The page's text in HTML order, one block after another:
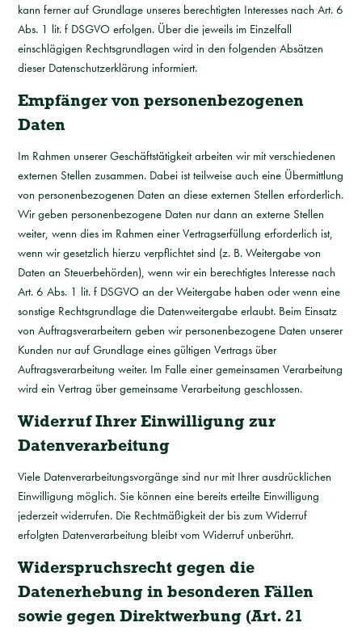
kann ferner auf Grundlage unseres berechtigten Interesses nach Art. 6
Abs. 1 lit. f DSGVO erfolgen. Über die jeweils im Einzelfall
einschlägigen Rechtsgrundlagen wird in den folgenden Absätzen
dieser Datenschutzerklärung informiert.
Empfänger von personenbezogenen
Daten
Im Rahmen unserer Geschäftstätigkeit arbeiten wir mit verschiedenen
externen Stellen zusammen. Dabei ist teilweise auch eine Übermittlung
von personenbezogenen Daten an diese externen Stellen erforderlich.
Wir geben personenbezogene Daten nur dann an externe Stellen
weiter, wenn dies im Rahmen einer Vertragserfüllung erforderlich ist,
wenn wir gesetzlich hierzu verpflichtet sind (z. B. Weitergabe von
Daten an Steuerbehörden), wenn wir ein berechtigtes Interesse nach
Art. 6 Abs. 1 lit. f DSGVO an der Weitergabe haben oder wenn eine
sonstige Rechtsgrundlage die Datenweitergabe erlaubt. Beim Einsatz
von Auftragsverarbeitern geben wir personenbezogene Daten unserer
Kunden nur auf Grundlage eines gültigen Vertrags über
Auftragsverarbeitung weiter. Im Falle einer gemeinsamen Verarbeitung
wird ein Vertrag über gemeinsame Verarbeitung geschlossen.
Widerruf Ihrer Einwilligung zur
Datenverarbeitung
Viele Datenverarbeitungsvorgänge sind nur mit Ihrer ausdrücklichen
Einwilligung möglich. Sie können eine bereits erteilte Einwilligung
jederzeit widerrufen. Die Rechtmäßigkeit der bis zum Widerruf
erfolgten Datenverarbeitung bleibt vom Widerruf unberührt.
Widerspruchsrecht gegen die
Datenerhebung in besonderen Fällen
sowie gegen Direktwerbung (Art. 21